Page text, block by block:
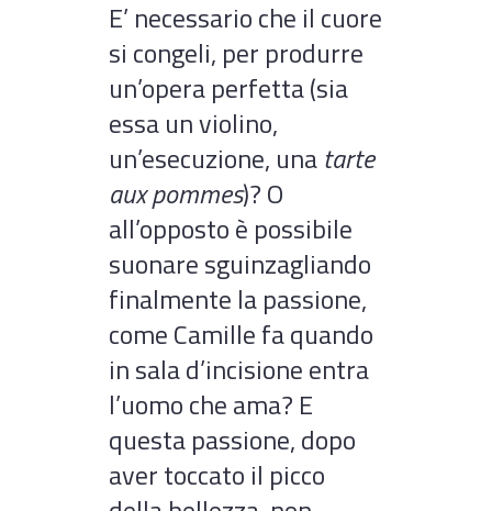
E’ necessario che il cuore
si congeli, per produrre
un’opera perfetta (sia
essa un violino,
un’esecuzione, unatarte
aux pommes)? O
all’opposto è possibile
suonare sguinzagliando
finalmente la passione,
come Camille fa quando
in sala d’incisione entra
l’uomo che ama? E
questa passione, dopo
aver toccato il picco